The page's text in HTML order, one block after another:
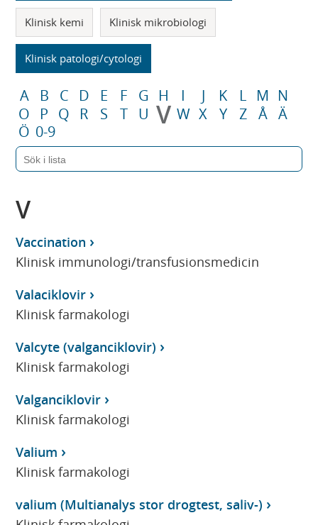
Klinisk kemi Klinisk mikrobiologi
Klinisk patologi/cytologi
A B C D E F G H I J K L M N
O
P Q R S T U V W X Y Z Å Ä
Ö 0-9
V
Vaccination
Klinisk immunologi/transfusionsmedicin
Valaciklovir
Klinisk farmakologi
Valcyte (valganciklovir)
Klinisk farmakologi
Valganciklovir
Klinisk farmakologi
Valium
Klinisk farmakologi
valium (Multianalys stor drogtest, saliv-)